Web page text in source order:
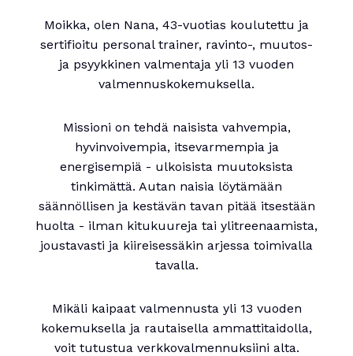
Moikka, olen Nana, 43-vuotias koulutettu ja
sertifioitu personal trainer, ravinto-, muutos-
ja psyykkinen valmentaja yli 13 vuoden
valmennuskokemuksella.
Missioni on tehdä naisista vahvempia,
hyvinvoivempia, itsevarmempia ja
energisempiä - ulkoisista muutoksista
tinkimättä. Autan naisia löytämään
säännöllisen ja kestävän tavan pitää itsestään
huolta - ilman kitukuureja tai ylitreenaamista,
joustavasti ja kiireisessäkin arjessa toimivalla
tavalla.
Mikäli kaipaat valmennusta yli 13 vuoden
kokemuksella ja rautaisella ammattitaidolla,
voit tutustua verkkovalmennuksiini alta.